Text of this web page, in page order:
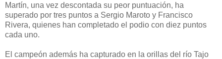
Martín, una vez descontada su peor puntuación, ha
superado por tres puntos a Sergio Maroto y Francisco
Rivera, quienes han completado el podio con diez puntos
cada uno.
El campeón además ha capturado en la orillas del río Tajo